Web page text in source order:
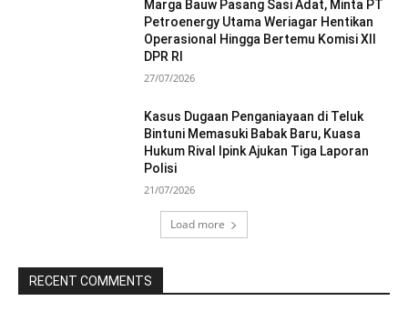
Marga Bauw Pasang Sasi Adat, Minta PT
Petroenergy Utama Weriagar Hentikan
Operasional Hingga Bertemu Komisi XII
DPR RI
27/07/2026
Kasus Dugaan Penganiayaan di Teluk
Bintuni Memasuki Babak Baru, Kuasa
Hukum Rival Ipink Ajukan Tiga Laporan
Polisi
21/07/2026
Load more
RECENT COMMENTS